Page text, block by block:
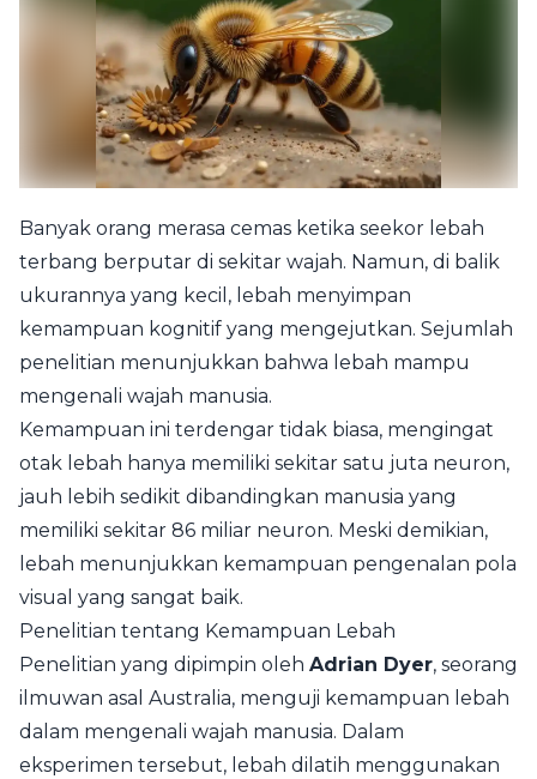
Banyak orang merasa cemas ketika seekor lebah
terbang berputar di sekitar wajah. Namun, di balik
ukurannya yang kecil, lebah menyimpan
kemampuan kognitif yang mengejutkan. Sejumlah
penelitian menunjukkan bahwa lebah mampu
mengenali wajah manusia.
Kemampuan ini terdengar tidak biasa, mengingat
otak lebah hanya memiliki sekitar satu juta neuron,
jauh lebih sedikit dibandingkan manusia yang
memiliki sekitar 86 miliar neuron. Meski demikian,
lebah menunjukkan kemampuan pengenalan pola
visual yang sangat baik.
Penelitian tentang Kemampuan Lebah
Penelitian yang dipimpin oleh Adrian Dyer, seorang
ilmuwan asal Australia, menguji kemampuan lebah
dalam mengenali wajah manusia. Dalam
eksperimen tersebut, lebah dilatih menggunakan